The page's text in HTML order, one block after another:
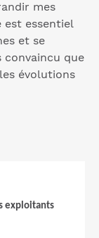
mes
essentiel
et se
convaincu que
évolutions
exploitants